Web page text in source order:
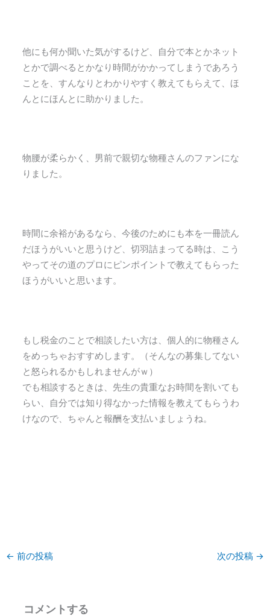
他にも何か聞いた気がするけど、自分で本とかネット
とかで調べるとかなり時間がかかってしまうであろう
ことを、すんなりとわかりやすく教えてもらえて、ほ
んとにほんとに助かりました。
物腰が柔らかく、男前で親切な物種さんのファンにな
りました。
時間に余裕があるなら、今後のためにも本を一冊読ん
だほうがいいと思うけど、切羽詰まってる時は、こう
やってその道のプロにピンポイントで教えてもらった
ほうがいいと思います。
もし税金のことで相談したい方は、個人的に物種さん
をめっちゃおすすめします。（そんなの募集してない
と怒られるかもしれませんがｗ）
でも相談するときは、先生の貴重なお時間を割いても
らい、自分では知り得なかった情報を教えてもらうわ
けなので、ちゃんと報酬を支払いましょうね。
← 前の投稿 次の投稿 →
コメントする